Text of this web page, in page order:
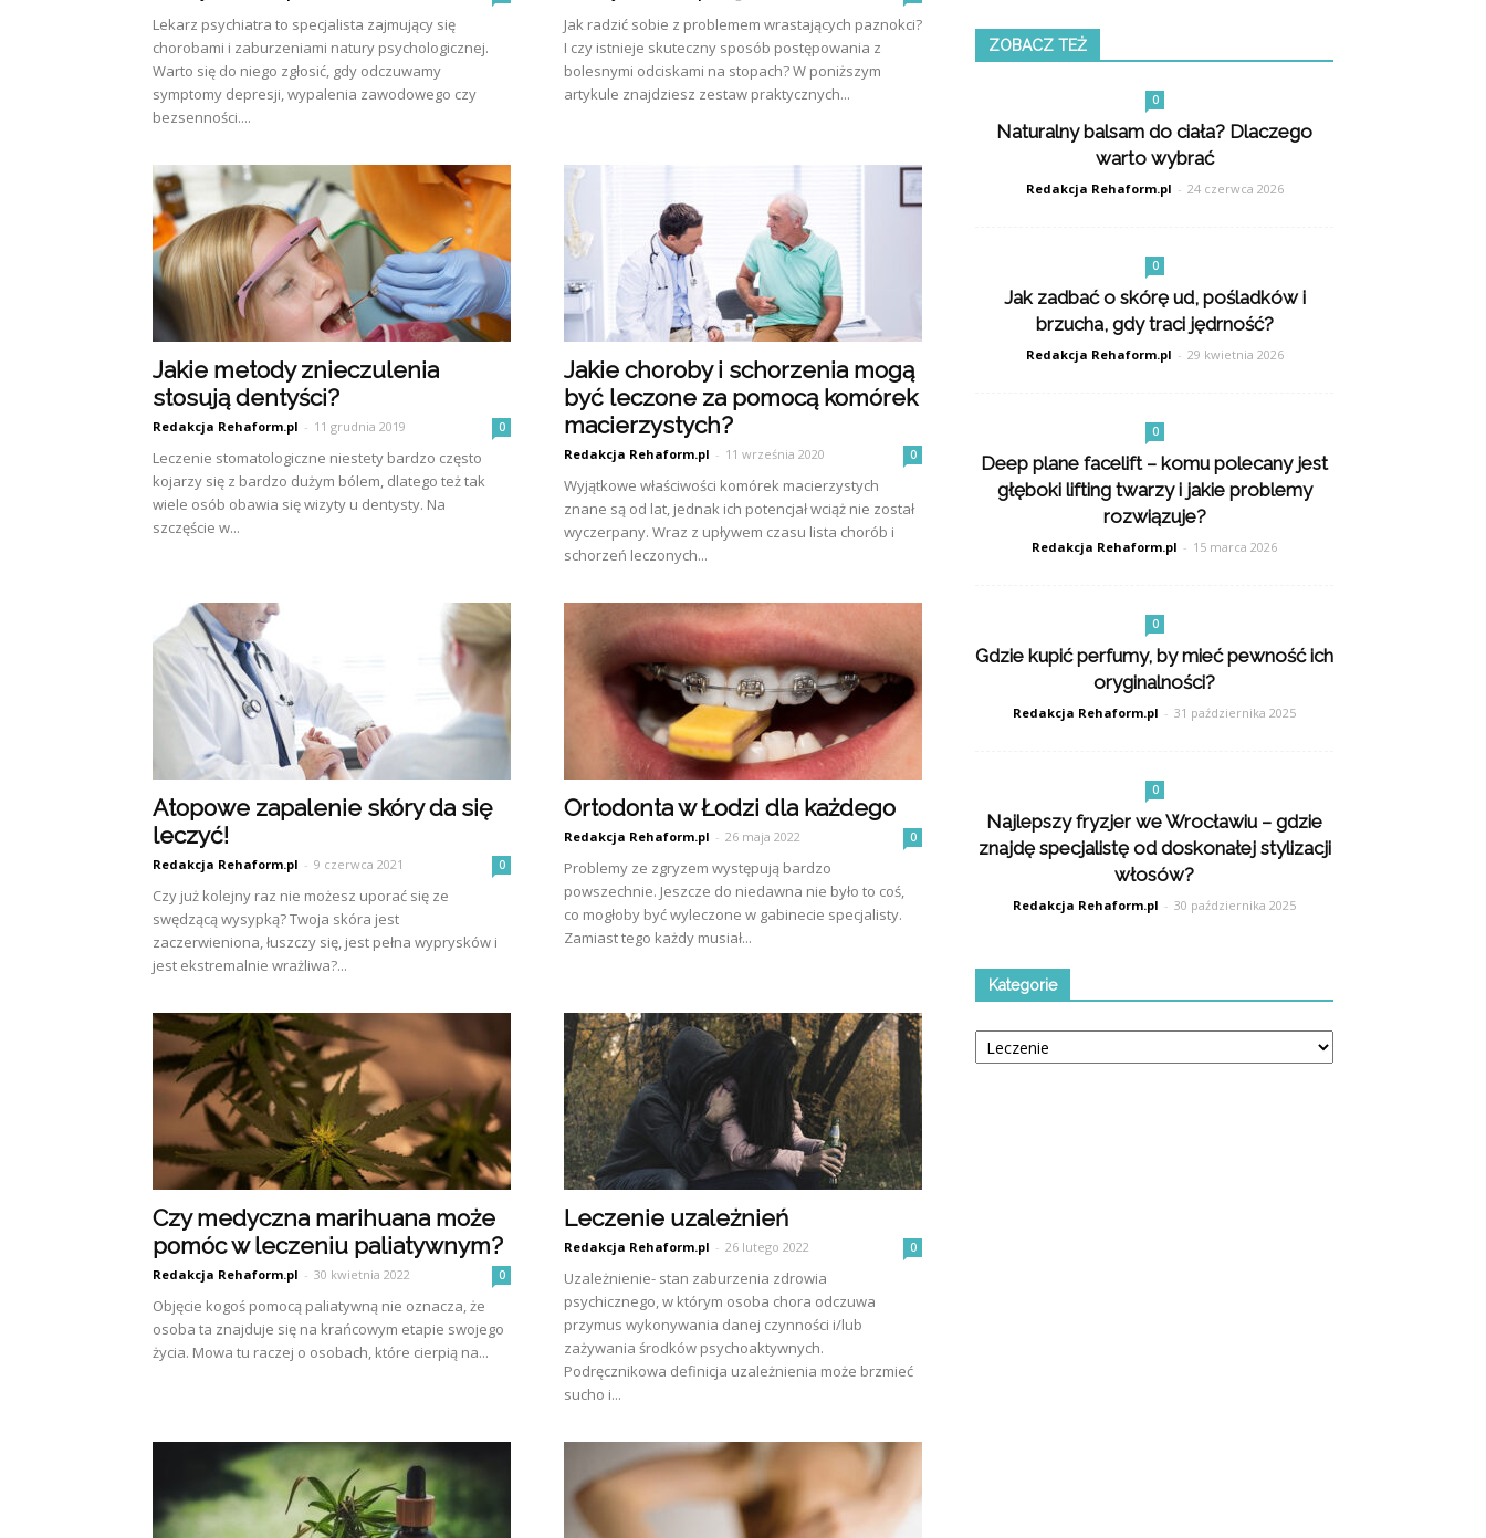
Lekarz psychiatra to specjalista zajmujący się
chorobami i zaburzeniami natury psychologicznej.
Warto się do niego zgłosić, gdy odczuwamy
symptomy depresji, wypalenia zawodowego czy
bezsenności....
Jak radzić sobie z problemem wrastających paznokci?
I czy istnieje skuteczny sposób postępowania z
bolesnymi odciskami na stopach? W poniższym
artykule znajdziesz zestaw praktycznych...
Jakie metody znieczulenia
stosują dentyści?
Redakcja Rehaform.pl - 11 grudnia 2019 0
Leczenie stomatologiczne niestety bardzo często
kojarzy się z bardzo dużym bólem, dlatego też tak
wiele osób obawia się wizyty u dentysty. Na
szczęście w...
Jakie choroby i schorzenia mogą
być leczone za pomocą komórek
macierzystych?
Redakcja Rehaform.pl - 11 września 2020 0
Wyjątkowe właściwości komórek macierzystych
znane są od lat, jednak ich potencjał wciąż nie został
wyczerpany. Wraz z upływem czasu lista chorób i
schorzeń leczonych...
Atopowe zapalenie skóry da się
leczyć!
Redakcja Rehaform.pl - 9 czerwca 2021 0
Czy już kolejny raz nie możesz uporać się ze
swędzącą wysypką? Twoja skóra jest
zaczerwieniona, łuszczy się, jest pełna wyprysków i
jest ekstremalnie wrażliwa?...
Ortodonta w Łodzi dla każdego
Redakcja Rehaform.pl - 26 maja 2022 0
Problemy ze zgryzem występują bardzo
powszechnie. Jeszcze do niedawna nie było to coś,
co mogłoby być wyleczone w gabinecie specjalisty.
Zamiast tego każdy musiał...
Czy medyczna marihuana może
pomóc w leczeniu paliatywnym?
Redakcja Rehaform.pl - 30 kwietnia 2022 0
Objęcie kogoś pomocą paliatywną nie oznacza, że
osoba ta znajduje się na krańcowym etapie swojego
życia. Mowa tu raczej o osobach, które cierpią na...
Leczenie uzależnień
Redakcja Rehaform.pl - 26 lutego 2022 0
Uzależnienie- stan zaburzenia zdrowia
psychicznego, w którym osoba chora odczuwa
przymus wykonywania danej czynności i/lub
zażywania środków psychoaktywnych.
Podręcznikowa definicja uzależnienia może brzmieć
sucho i...
ZOBACZ TEŻ
0
Naturalny balsam do ciała? Dlaczego
warto wybrać
Redakcja Rehaform.pl - 24 czerwca 2026
0
Jak zadbać o skórę ud, pośladków i
brzucha, gdy traci jędrność?
Redakcja Rehaform.pl - 29 kwietnia 2026
0
Deep plane facelift – komu polecany jest
głęboki lifting twarzy i jakie problemy
rozwiązuje?
Redakcja Rehaform.pl - 15 marca 2026
0
Gdzie kupić perfumy, by mieć pewność ich
oryginalności?
Redakcja Rehaform.pl - 31 października 2025
0
Najlepszy fryzjer we Wrocławiu – gdzie
znajdę specjalistę od doskonałej stylizacji
włosów?
Redakcja Rehaform.pl - 30 października 2025
Kategorie
Kategorie